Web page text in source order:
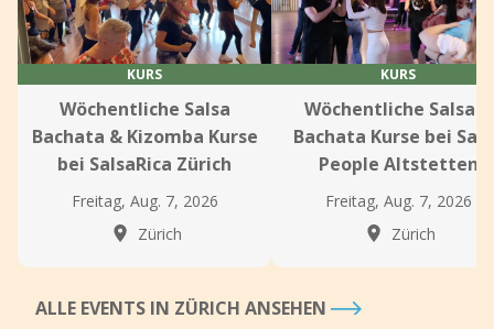
KURS
Wöchentliche Salsa
Bachata & Kizomba Kurse
bei SalsaRica Zürich
Freitag, Aug. 7, 2026
Zürich
KURS
Wöchentliche Salsa &
Bachata Kurse bei
People Altstetten
Freitag, Aug. 7, 2026
Zürich
ALLE EVENTS IN ZÜRICH ANSEHEN